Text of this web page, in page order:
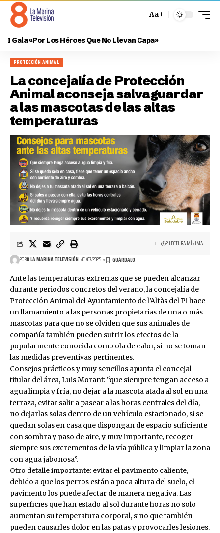
Aa
I Gala «Por Los Héroes Que No Llevan Capa»
PROTECCIÓN ANIMAL
La concejalía de Protección
Animal aconseja salvaguardar
a las mascotas de las altas
temperaturas
POR8 LA MARINA TELEVISIÓN 01/07/2025
2 LECTURA MÍNIMA
Ante las temperaturas extremas que se pueden alcanzar
durante periodos concretos del verano, la concejalía de
Protección Animal del Ayuntamiento de l’Alfàs del Pi hace
un llamamiento a las personas propietarias de una o más
mascotas para que no se olviden que sus animales de
compañía también pueden sufrir los efectos de la
popularmente conocida como ola de calor, si no se toman
las medidas preventivas pertinentes.
Consejos prácticos y muy sencillos apunta el concejal
titular del área, Luis Morant: “que siempre tengan acceso a
agua limpia y fría, no dejar a la mascota atada al sol en una
terraza, evitar salir a pasear a las horas centrales del día,
no dejarlas solas dentro de un vehículo estacionado, si se
quedan solas en casa que dispongan de espacio suficiente
con sombra y paso de aire, y muy importante, recoger
siempre sus excrementos de la vía pública y limpiar la zona
con agua jabonosa”.
Otro detalle importante: evitar el pavimento caliente,
debido a que los perros están a poca altura del suelo, el
pavimento los puede afectar de manera negativa. Las
superficies que han estado al sol durante horas no solo
aumentan su temperatura corporal, sino que también
pueden causarles dolor en las patas y provocarles lesiones.